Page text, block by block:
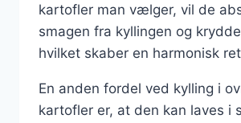
kartofler man vælger, vil de
smagen fra kyllingen og
hvilket skaber en harmonisk
En anden fordel ved kylling i
kartofler er, at den kan laves i